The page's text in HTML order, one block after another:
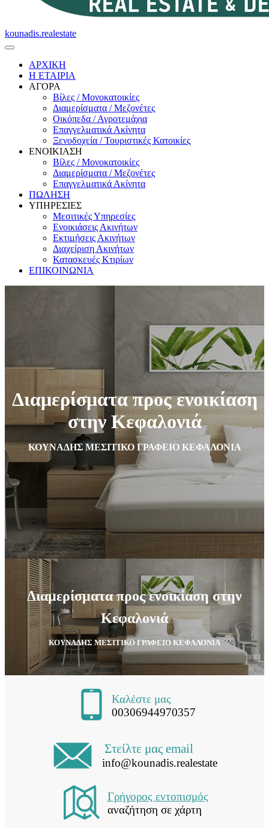
kounadis.realestate
ΑΡΧΙΚΗ
Η ΕΤΑΙΡΙΑ
ΑΓΟΡΑ
Βίλες / Μονοκατοικίες
Διαμερίσματα / Μεζονέτες
Οικόπεδα / Αγροτεμάχια
Επαγγελματικά Ακίνητα
Ξενοδοχεία / Τουριστικές Κατοικίες
ΕΝΟΙΚΙΑΣΗ
Βίλες / Μονοκατοικίες
Διαμερίσματα / Μεζονέτες
Επαγγελματικά Ακίνητα
ΠΩΛΗΣΗ
ΥΠΗΡΕΣΙΕΣ
Μεσιτικές Υπηρεσίες
Ενοικιάσεις Ακινήτων
Εκτιμήσεις Ακινήτων
Διαχείριση Ακινήτων
Κατασκευές Κτιρίων
ΕΠΙΚΟΙΝΩΝΙΑ
Διαμερίσματα προς ενοικίαση
στην Κεφαλονιά
ΚΟΥΝΑΔΗΣ ΜΕΣΙΤΙΚΟ ΓΡΑΦΕΙΟ ΚΕΦΑΛΟΝΙΑ
Διαμερίσματα προς ενοικίαση στην
Κεφαλονιά
ΚΟΥΝΑΔΗΣ ΜΕΣΙΤΙΚΟ ΓΡΑΦΕΙΟ ΚΕΦΑΛΟΝΙΑ
Καλέστε μας
00306944970357
Στείλτε μας email
info@kounadis.realestate
Γρήγορος εντοπισμός
αναζήτηση σε χάρτη